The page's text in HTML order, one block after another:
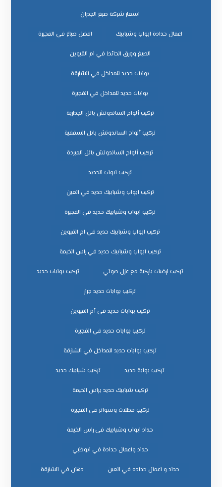
اسعار شركة صبغ الجدران
اعمال حدادة ابواب وشبابيك افضل صباغ في الفجيرة
الصبغ وورق الحائط في ام القيوين
بوابات حديد للمداخل في الشارقة
بوابات حديد للمداخل في الفجيرة
تركيب ألواح الساندوتش بانل الجدارية
تركيب ألواح الساندوتش بانل السقفية
تركيب ألواح الساندوتش بانل المبردة
تركيب ابواب الحديد
تركيب ابواب وشبابيك حديد في العين
تركيب ابواب وشبابيك حديد في الفجيرة
تركيب ابواب وشبابيك حديد في ام القيوين
تركيب ابواب وشبابيك حديد في راس الخيمة
تركيب ارضيات باركية مع عزل صوتي تركيب بوابات حديد
تركيب بوابات حديد جرار
تركيب بوابات حديد في أم القيوين
تركيب بوابات حديد في الفجيرة
تركيب بوابات حديد للمداخل في الشارقة
تركيب بوابة حديد تركيب شبابيك حديد
تركيب شبابيك حديد براس الخيمة
تركيب مظلات وسواتر في الفجيرة
حداد ابواب وشبابيك فى راس الخيمة
حداد واعمال حدادة في ابوظبي
حداد و اعمال حداده في العين دهان في الشارقة